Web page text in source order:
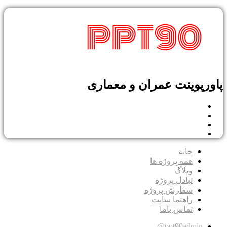
عمران و معماری
خانه
همه پروژه ها
وبلاگ
تبادل پروژه
سفارش پروژه
راهنما سایت
تماس باما